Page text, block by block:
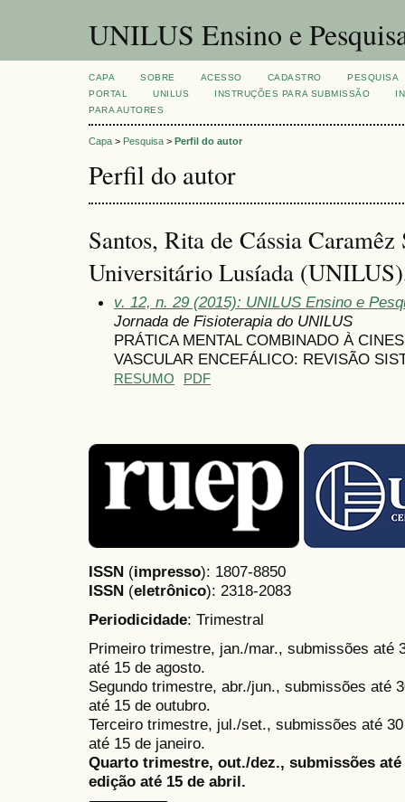
UNILUS Ensino e
CAPA SOBRE ACESSO CADASTRO
PESQUISA
PORTAL
UNILUS INSTRUÇÕES PARA SUBMISSÃO
PARA AUTORES
Capa > Pesquisa > Perfil do autor
Perfil do autor
Santos, Rita de Cássia
Universitário Lusíada
v. 12, n. 29 (2015): UNILUS Ensino e
Jornada de Fisioterapia do UNILUS
PRÁTICA MENTAL COMBINADO À
VASCULAR ENCEFÁLICO: REVISÃO
RESUMO PDF
ISSN (impresso): 1807-8850
ISSN (eletrônico): 2318-2083
Periodicidade: Trimestral
Primeiro trimestre, jan./mar., submissões até
até 15 de agosto.
Segundo trimestre, abr./jun., submissões até
até 15 de outubro.
Terceiro trimestre, jul./set., submissões até
até 15 de janeiro.
Quarto trimestre, out./dez., submissões
edição até 15 de abril.